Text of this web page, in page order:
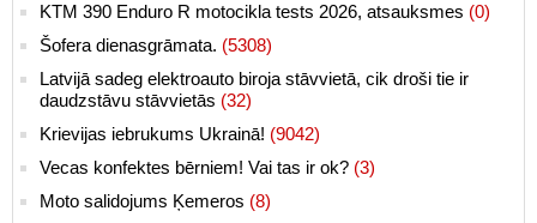
KTM 390 Enduro R motocikla tests 2026, atsauksmes (0)
Šofera dienasgrāmata. (5308)
Latvijā sadeg elektroauto biroja stāvvietā, cik droši tie ir
daudzstāvu stāvvietās (32)
Krievijas iebrukums Ukrainā! (9042)
Vecas konfektes bērniem! Vai tas ir ok? (3)
Moto salidojums Ķemeros (8)